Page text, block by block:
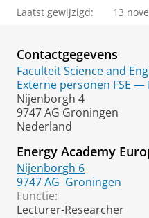
Laatst gewijzigd: 13
Contactgegevens
Faculteit Science and
Externe personen FSE —
Nijenborgh 4
9747 AG Groningen
Nederland
Energy Academy
Nijenborgh 6
9747 AG Groningen
Functie:
Lecturer-Researcher